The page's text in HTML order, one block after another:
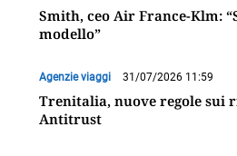
Smith, ceo Air France-Klm:
modello”
Agenzie viaggi 31/07/2026 11:59
Trenitalia, nuove regole sui
Antitrust